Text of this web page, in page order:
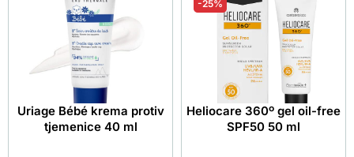
Uriage Bébé krema protiv
tjemenice 40 ml
-25%
Heliocare 360º gel oil-free
SPF50 50 ml